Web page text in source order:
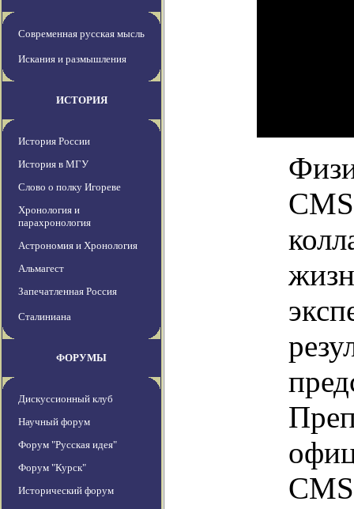
Современная русская мысль
Искания и размышления
ИСТОРИЯ
История России
История в МГУ
Слово о полку Игореве
Хронология и
парахронология
Астрономия и Хронология
Альмагест
Запечатленная Россия
Сталиниана
ФОРУМЫ
Дискуссионный клуб
Научный форум
Форум "Русская идея"
Форум "Курск"
Исторический форум